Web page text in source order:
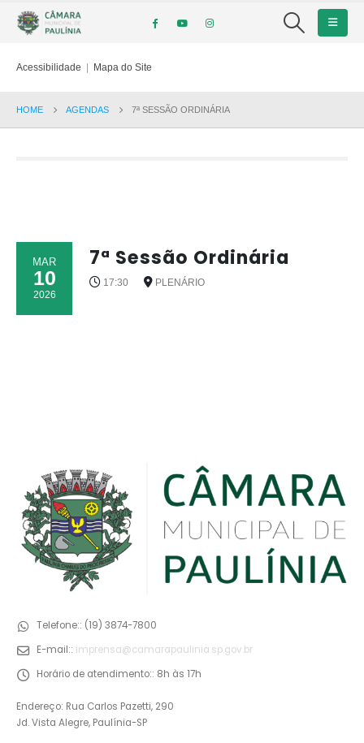
Acessibilidade | Mapa do Site
HOME AGENDAS 7ª SESSÃO ORDINÁRIA
MAR
10
2026
7ª Sessão Ordinária
17:30 PLENÁRIO
Telefone:: (19) 3874-7800
E-mail:: imprensa@camarapaulinia.sp.gov.br
Horário de atendimento:: 8h às 17h
Endereço: Rua Carlos Pazetti, 290
Jd. Vista Alegre, Paulínia-SP